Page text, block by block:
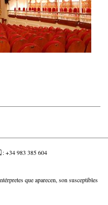
: +34 983 385 604
que aparecen, son susceptibles